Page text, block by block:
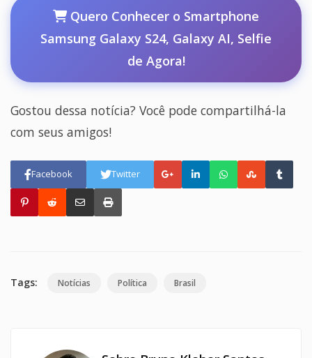
Quero Conhecer o Smartphone
Samsung Galaxy S24, Galaxy AI, Selfie
de Agora!
Gostou dessa notícia? Você pode compartilhá-la
com seus amigos!
Facebook Twitter
Tags: Notícias Política Brasil